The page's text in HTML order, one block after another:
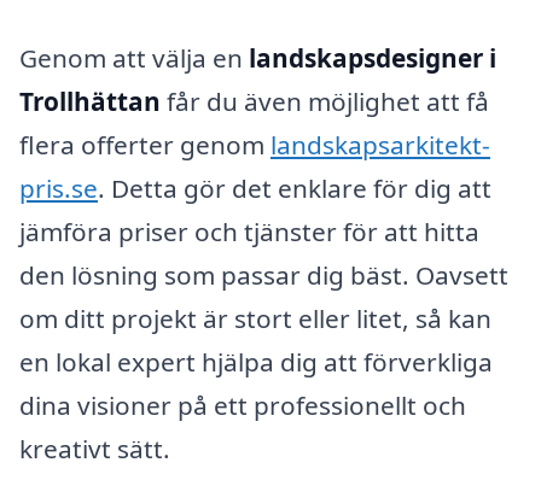
Genom att välja en landskapsdesigner i
Trollhättan får du även möjlighet att få
flera offerter genom landskapsarkitekt-
pris.se. Detta gör det enklare för dig att
jämföra priser och tjänster för att hitta
den lösning som passar dig bäst. Oavsett
om ditt projekt är stort eller litet, så kan
en lokal expert hjälpa dig att förverkliga
dina visioner på ett professionellt och
kreativt sätt.